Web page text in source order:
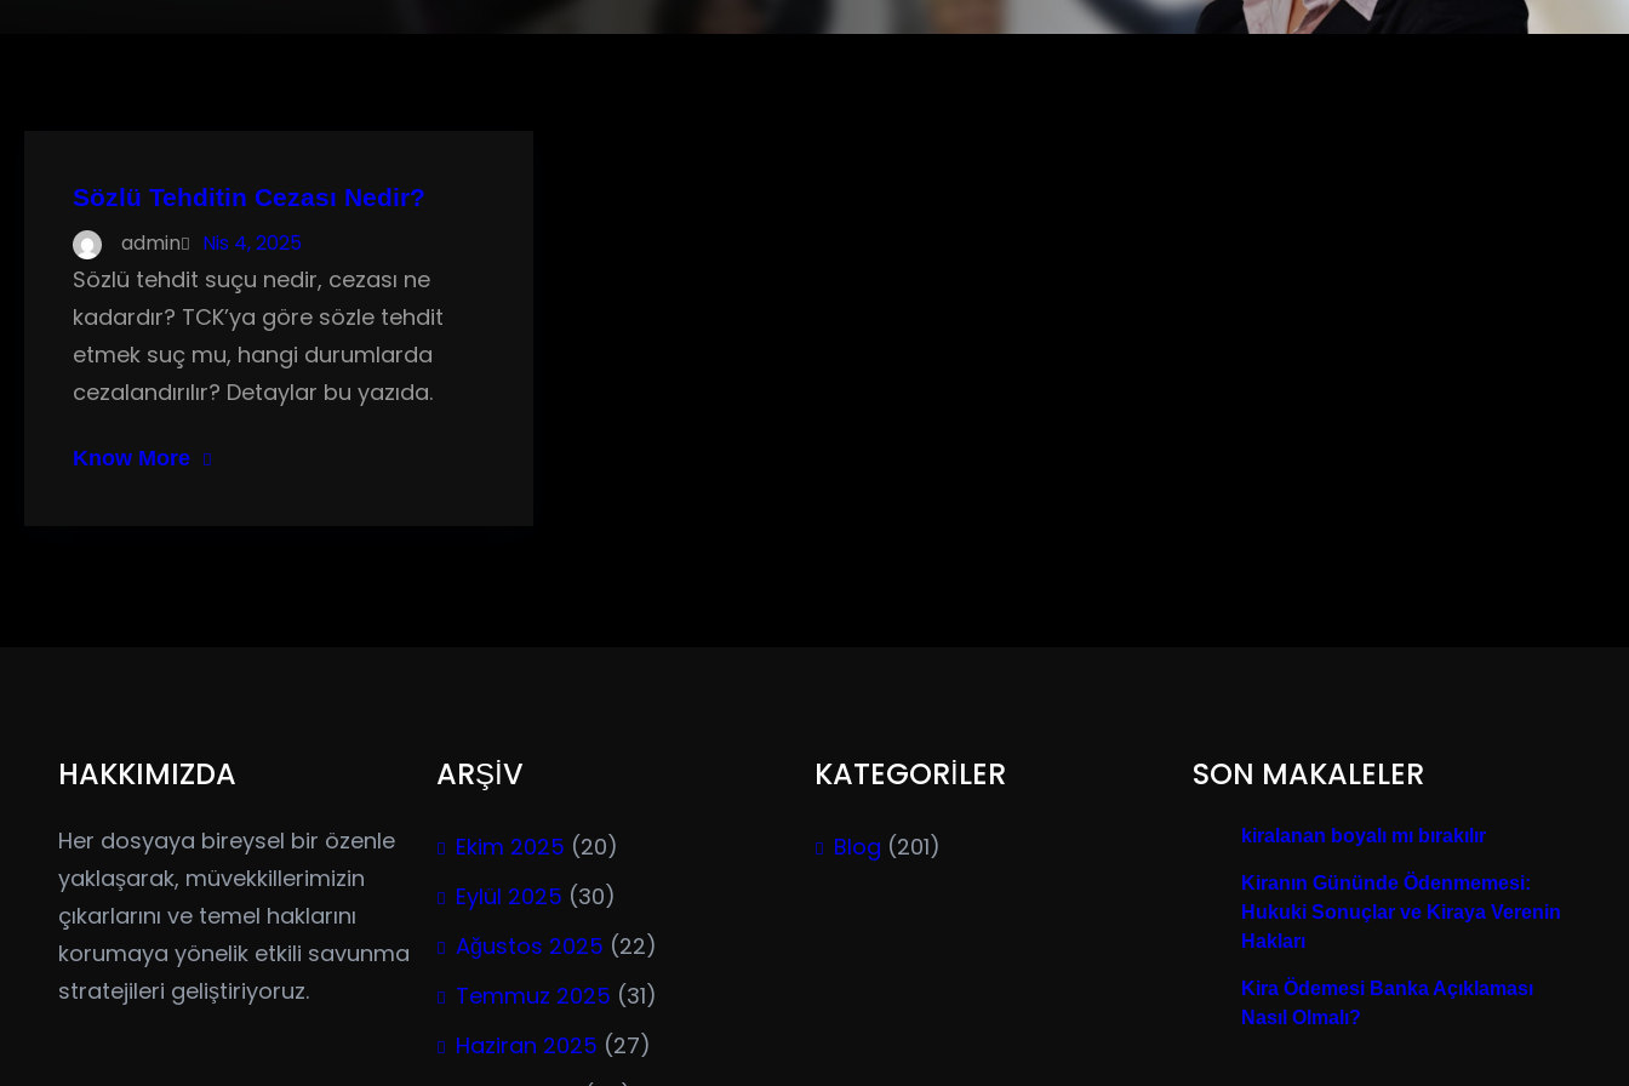
Sözlü Tehditin Cezası Nedir?
admin
Nis 4, 2025
Sözlü tehdit suçu nedir, cezası ne
kadardır? TCK’ya göre sözle tehdit
etmek suç mu, hangi durumlarda
cezalandırılır? Detaylar bu yazıda.
Know More
HAKKIMIZDA
Her dosyaya bireysel bir özenle
yaklaşarak, müvekkillerimizin
çıkarlarını ve temel haklarını
korumaya yönelik etkili savunma
stratejileri geliştiriyoruz.
ARŞİV
Ekim 2025 (20)
Eylül 2025 (30)
Ağustos 2025 (22)
Temmuz 2025 (31)
Haziran 2025 (27)
KATEGORİLER
Blog (201)
SON MAKALELER
kiralanan boyalı mı bırakılır
Kiranın Gününde Ödenmemesi:
Hukuki Sonuçlar ve Kiraya Verenin
Hakları
Kira Ödemesi Banka Açıklaması
Nasıl Olmalı?